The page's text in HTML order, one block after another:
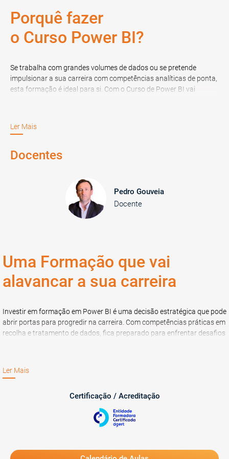
Porquê fazer
o Curso Power BI?
Se trabalha com grandes volumes de dados ou se pretende
impulsionar a sua carreira com competências analíticas de ponta,
esta formação é ideal para si. Com o Curso de Power BI vai
decisões estratégicas e influenciar positivamente o rumo dos
Ler Mais
Docentes
Pedro Gouveia
Docente
Uma Formação que vai
alavancar a sua carreira
Investir em formação em Power BI é uma decisão estratégica que pode
abrir portas para progredir na carreira. Com competências práticas em
recolha e tratamento de dados, fica preparado para enfrentar desafios
Ler Mais
Certificação / Acreditação